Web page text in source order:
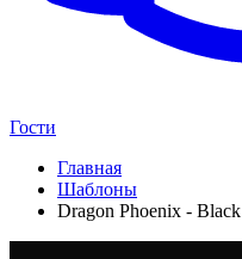
Гости
Главная
Шаблоны
Dragon Phoenix - Black